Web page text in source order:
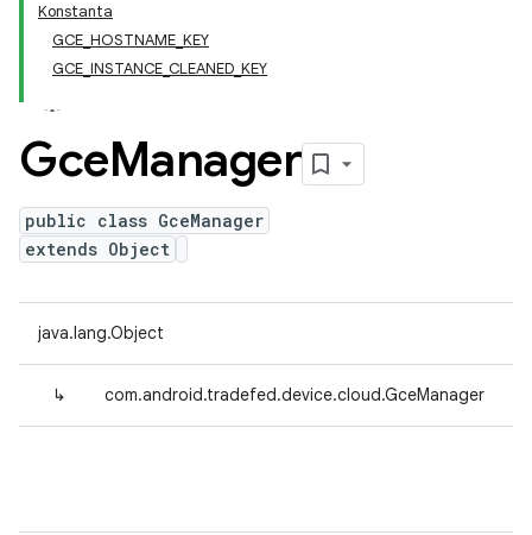
Konstanta
GCE_HOSTNAME_KEY
GCE_INSTANCE_CLEANED_KEY
GceManager
public class GceManager
extends Object
java.lang.Object
↳ com.android.tradefed.device.cloud.GceManager